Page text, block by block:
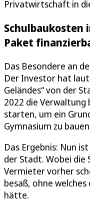
Privatwirtschaft in
Schulbaukosten
Paket
Das Besondere an
Der Investor hat
Geländes“ von der
2022 die
starten, um ein
Gymnasium zu
Das Ergebnis: Nun
der Stadt. Wobei die
Vermieter vorher
besaß, ohne
hätte.